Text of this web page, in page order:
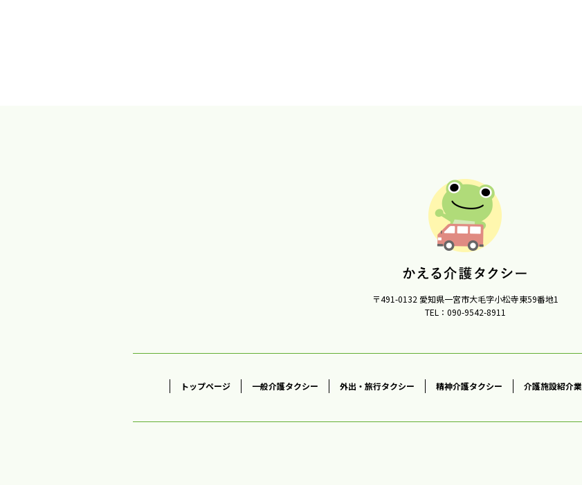
トップページ 一般介護タクシー 外出・旅行タクシー 精神介護タクシー 介護施設紹介業
〒491-0132 愛知県一宮市大毛字小松寺東59番地1
TEL：090-9542-8911